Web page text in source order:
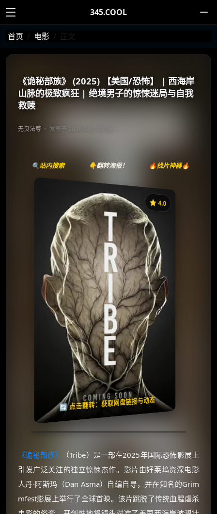
345.COOL
首页 电影 正文
《诡秘部族》 (2025) 【美国/恐怖】 | 西海岸
山脉的极致疯狂 | 绝境男子的惊悚迷局与自我
救赎
无良法尊 发表于 2026/5/27 22:36
🔍站内搜索 👇翻转海报！ 🔥找片神器🔥
⭐️ 4.0
🔄 点击翻转：获取网盘链接与动态
《Tribe》
⭐
收藏
⭐️ 评分：4.0 | 🎬 2025年
夸克网盘
百度网盘
失效请反馈
🧧️
天天领红包
《诡秘部族》
（Tribe）是一部在2025年国际恐怖影展上
引发广泛关注的独立惊悚杰作。影片由好莱坞资深电影
人丹·阿斯玛（Dan Asma）自编自导，并在知名的Grim
mfest影展上举行了全球首映。该片跳脱了传统血腥虐杀